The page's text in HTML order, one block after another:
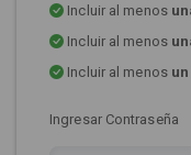
Incluir al menos
Incluir al menos
Incluir al menos
Ingresar Contraseña